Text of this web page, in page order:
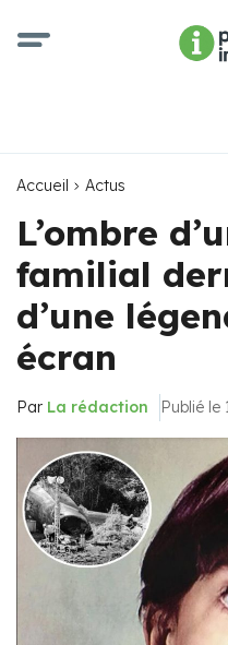
Accueil Actus
L’ombre
familial
d’une
écran
Par La rédaction Publié le